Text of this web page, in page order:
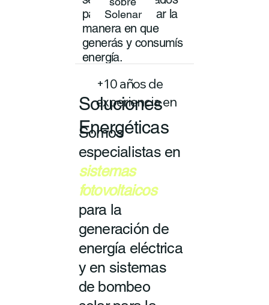
para transformar la
manera en que
generás y consumís
energía.
Solenar
Soluciones
Energéticas
+10 años de
experiencia en
Somos
especialistas en
sistemas
fotovoltaicos
para la
generación de
energía eléctrica
y en sistemas
de bombeo